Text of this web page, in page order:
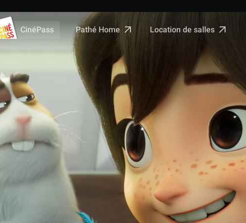
CinéPass Pathé Home Location de salles